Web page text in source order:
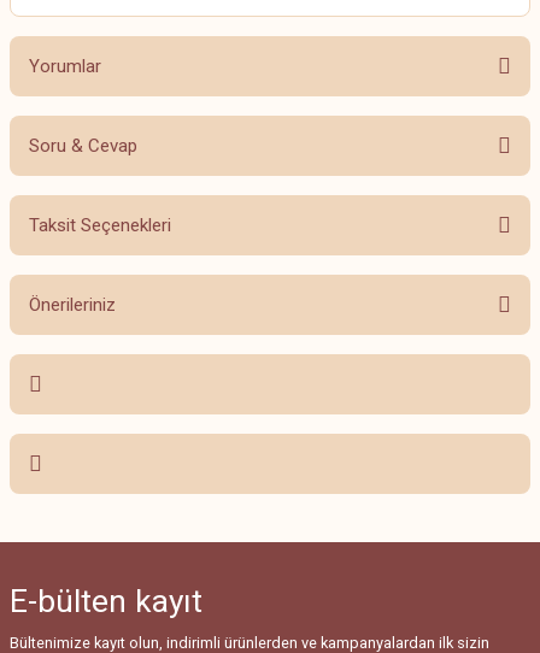
Yorumlar
Bu ürüne ilk yorumu siz yapın!
Soru & Cevap
Ürün hakkında henüz soru sorulmamış.
Taksit Seçenekleri
Önerileriniz
Bu ürünün fiyat bilgisi, resim, ürün açıklamalarında ve diğer konularda
yetersiz gördüğünüz noktaları öneri formunu kullanarak tarafımıza
iletebilirsiniz.
Ürün fiyatı diğer sitelerden daha pahalı.
Bu ürüne benzer farklı alternatifler olmalı.
E-bülten kayıt
Bültenimize kayıt olun, indirimli ürünlerden ve kampanyalardan ilk sizin